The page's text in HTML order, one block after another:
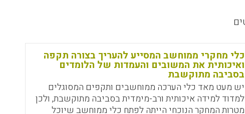
כלי מחקרי ממוחשב המסייע להעריך בצורה תקפה
ואיכותית את המשובים והעמדות של הלומדים
בסביבה מתוקשבת
יש מעט מאד כלי הערכה ממוחשבים ותקפים המסוגלים
למדוד למידה איכותית ורב-מימדית בסביבה מתוקשבת, ולכן
מטרות המחקר הנוכחי הייתה לפתח כלי ממוחשב שיוכל